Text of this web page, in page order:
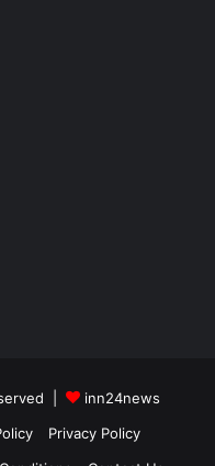
|
inn24news
Privacy Policy